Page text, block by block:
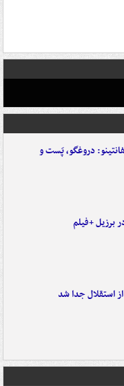
دروغگو، پَست‌ و
برزیل +فیلم
استقلال جدا شد